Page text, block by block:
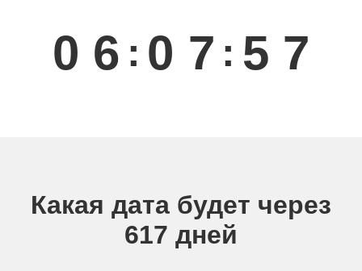
0 6 : 0 7 : 5 7
Какая дата будет через
617 дней